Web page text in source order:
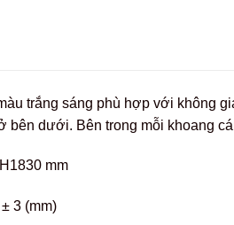
trắng sáng phù hợp với không
bên dưới. Bên trong mỗi khoang
mm
3 (mm)